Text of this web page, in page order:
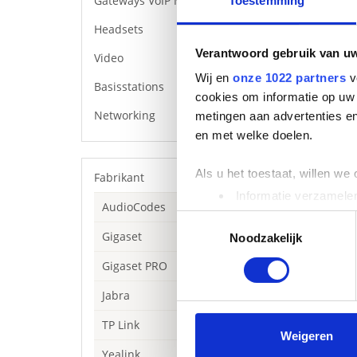
Verantwoord gebruik van
Wij en onze 1022 partners
cookies om informatie op
metingen aan advertenties
en met welke doelen.
Als u het toestaat, willen we
Informatie
Uw apparaat
Lees meer over hoe uw
toestemming op elk
websiteverkeer te
media, adverteren en
Noodzakelijk
Weigeren
Headsets
Video
Basisstations
Networking
Fabrikant
AudioCodes
Gigaset
Gigaset PRO
Jabra
TP Link
Beschrijving